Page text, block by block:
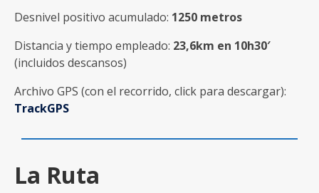
Desnivel positivo acumulado: 1250 metros
Distancia y tiempo empleado: 23,6km en 10h30′
(incluidos descansos)
Archivo GPS (con el recorrido, click para descargar):
TrackGPS
La Ruta